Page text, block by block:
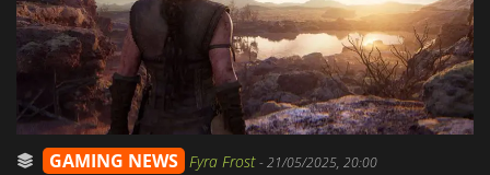
GAMING NEWS Fyra Frost-21/05/2025, 20:00